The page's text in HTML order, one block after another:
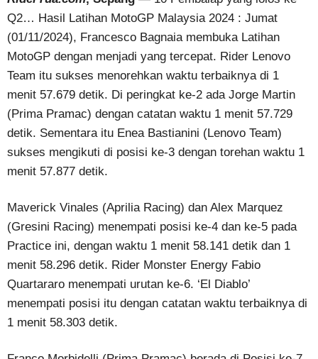
Q2… Hasil Latihan MotoGP Malaysia 2024 : Jumat
(01/11/2024), Francesco Bagnaia membuka Latihan
MotoGP dengan menjadi yang tercepat. Rider Lenovo
Team itu sukses menorehkan waktu terbaiknya di 1
menit 57.679 detik. Di peringkat ke-2 ada Jorge Martin
(Prima Pramac) dengan catatan waktu 1 menit 57.729
detik. Sementara itu Enea Bastianini (Lenovo Team)
sukses mengikuti di posisi ke-3 dengan torehan waktu 1
menit 57.877 detik.
Maverick Vinales (Aprilia Racing) dan Alex Marquez
(Gresini Racing) menempati posisi ke-4 dan ke-5 pada
Practice ini, dengan waktu 1 menit 58.141 detik dan 1
menit 58.296 detik. Rider Monster Energy Fabio
Quartararo menempati urutan ke-6. ‘El Diablo’
menempati posisi itu dengan catatan waktu terbaiknya di
1 menit 58.303 detik.